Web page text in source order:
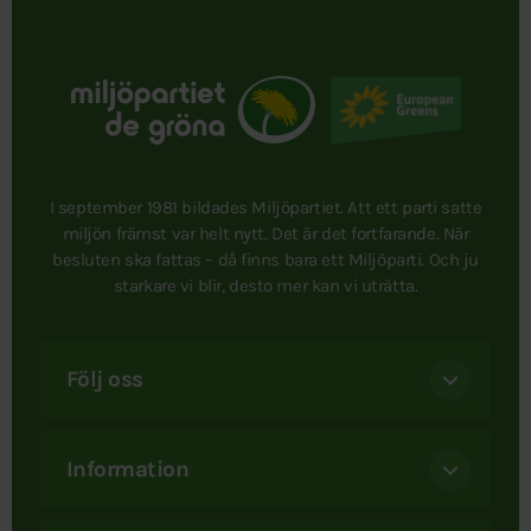
I september 1981 bildades Miljöpartiet. Att ett parti satte
miljön främst var helt nytt. Det är det fortfarande. När
besluten ska fattas – då finns bara ett Miljöparti. Och ju
starkare vi blir, desto mer kan vi uträtta.
Följ oss
Information